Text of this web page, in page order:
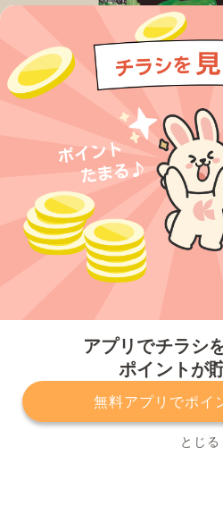
アプリでチラシ
ポイントが
無料アプリでポイ
とじる
プライバシーポリシー 利
サービスに関してのお問い合わせ